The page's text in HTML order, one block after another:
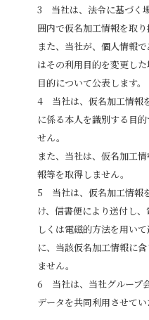
当社は、法令に基づく
囲内で仮名加工情報を取り
また、当社が、個人情報
はその利用目的を変更し
目的について公表します。
当社は、仮名加工情報
に係る本人を識別する目
せん。
また、当社は、仮名加工
報等を取得しません。
当社は、仮名加工情報
け、信書便により送付し
しくは電磁的方法を用い
に、当該仮名加工情報に
ません。
当社は、当社グループ
データを共同利用させてい